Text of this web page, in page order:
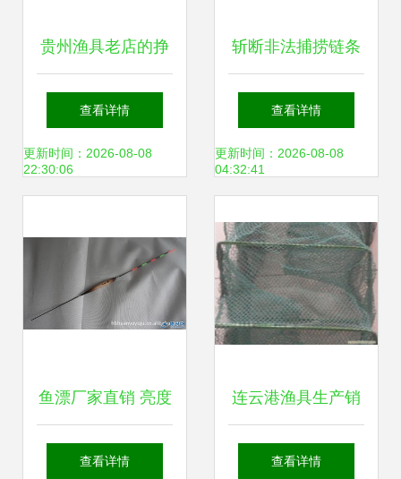
贵州渔具老店的挣
钱密码 如何用狼王
营销活动抓住生意
查看详情
更新时间：2026-08-08
22:30:06
斩断非法捕捞链条
郧阳区多部门联合
开展禁用渔具销售
查看详情
更新时间：2026-08-08
04:32:41
鱼漂厂家直销 亮度
高、价格低、售后
查看详情
连云港渔具生产销
售厂家 品质与服务
查看详情